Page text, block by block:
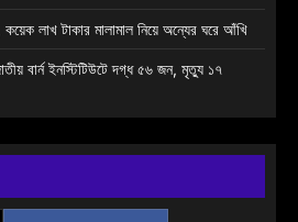
কয়েক লাখ টাকার মালামাল নিয়ে অন্যের ঘরে আঁখি
বার্ন ইনস্টিটিউটে দগ্ধ ৫৬ জন, মৃত্যু ১৭